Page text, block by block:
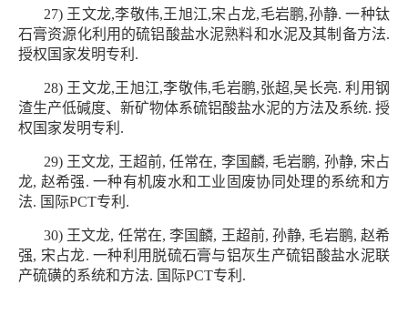
27) 王文龙,李敬伟,王旭江,宋占龙,毛岩鹏,孙静. 一种钛
石膏资源化利用的硫铝酸盐水泥熟料和水泥及其制备方法.
授权国家发明专利.
28) 王文龙,王旭江,李敬伟,毛岩鹏,张超,吴长亮. 利用钢
渣生产低碱度、新矿物体系硫铝酸盐水泥的方法及系统. 授
权国家发明专利.
29) 王文龙, 王超前, 任常在, 李国麟, 毛岩鹏, 孙静, 宋占
龙, 赵希强. 一种有机废水和工业固废协同处理的系统和方
法. 国际PCT专利.
30) 王文龙, 任常在, 李国麟, 王超前, 孙静, 毛岩鹏, 赵希
强, 宋占龙. 一种利用脱硫石膏与铝灰生产硫铝酸盐水泥联
产硫磺的系统和方法. 国际PCT专利.